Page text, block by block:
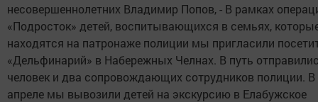
несовершеннолетних Владимир Попов, - В рамках
«Подросток» детей, воспитывающихся в семьях,
находятся на патронаже полиции мы пригласили
«Дельфинарий» в Набережных Челнах. В путь
человек и два сопровождающих сотрудников полиции. В
апреле мы вывозили детей на экскурсию в Елабужское